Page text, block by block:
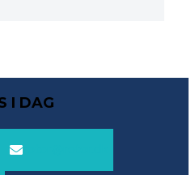
I DAG
rotor@rotor.dk